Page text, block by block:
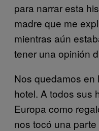
para narrar esta
madre que me
mientras aún
tener una opinión
Nos quedamos en
hotel. A todos sus
Europa como
nos tocó una